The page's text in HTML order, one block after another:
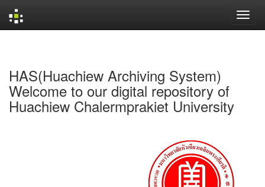
HAS(Huachiew Archiving System)
Welcome to our digital repository of
Huachiew Chalermprakiet University